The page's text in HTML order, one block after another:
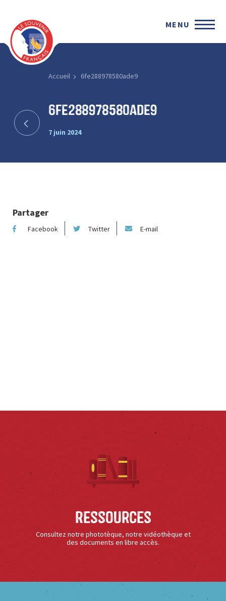
MENU
Accueil 6fe288978580ade9
6fe288978580ade9
7 juin 2024
Partager
Facebook Twitter E-mail
Ressources
Consultez notre phototèque, notre vidéothèque et
des documents en libre accès.